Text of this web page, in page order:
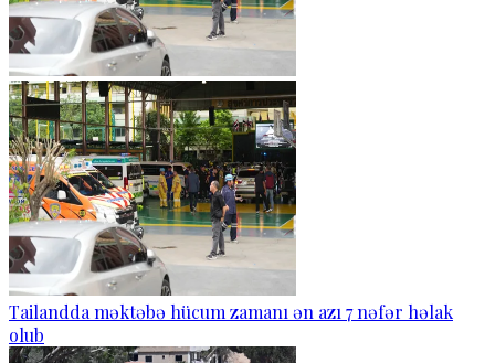
Tailandda məktəbə hücum zamanı ən azı 7 nəfər həlak
olub